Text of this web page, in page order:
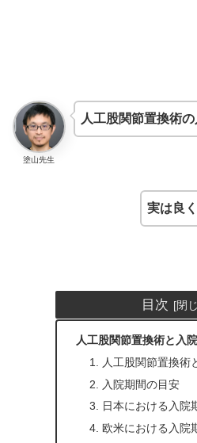
塗山先生
人工股関節置換術
実は良
目次
人工股関節置換術と入
1. 人工股関節置換術
2. 入院期間の目安
3. 日本における入院
4. 欧米における入院